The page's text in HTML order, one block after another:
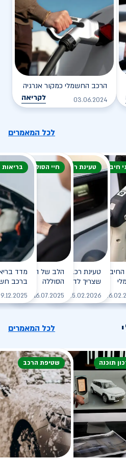
הרכב החשמלי כמקור אנרגיה
03.06.2024 לקריאה
לכל המאמרים
ביתית
לקריאה
חיבור
החיבורים לטעינת רכב
לקריאה
טעינת רכב חשמלי
טעינת רכב חשמלי - כל מה
שצריך לדעת
25.02.2026 לקריאה
חיי הסוללה
הלב של הרכב
הסוללה
16.07.2025
ברכב
לכל המאמרים
תוכנה שטיפת הרכב